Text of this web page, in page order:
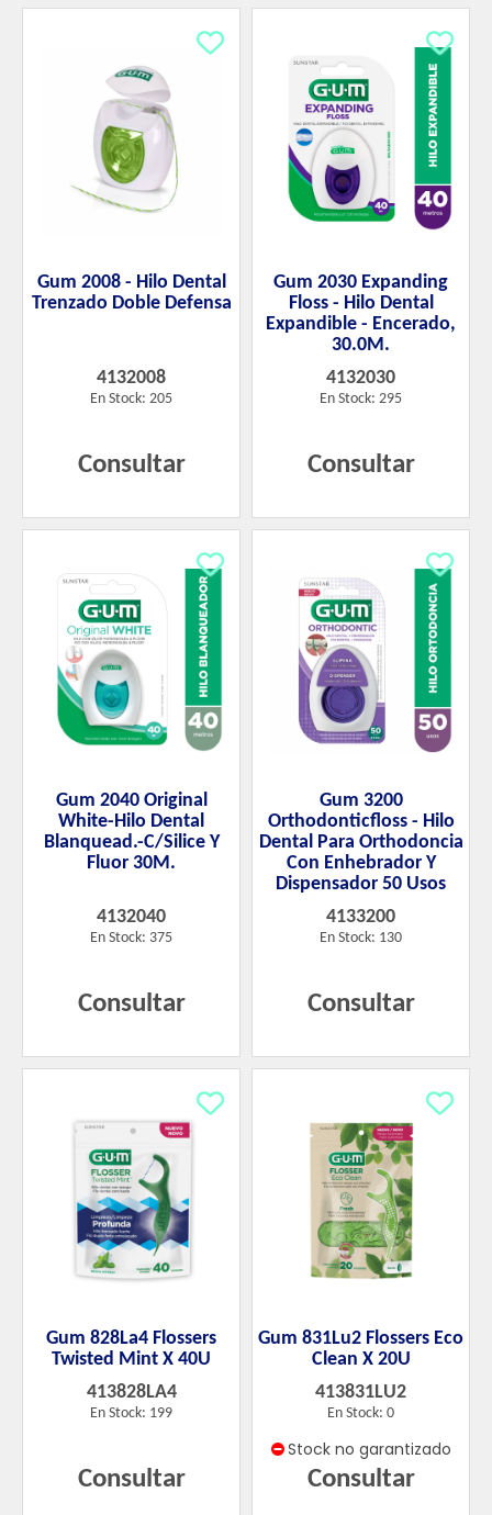
Gum 2008 - Hilo Dental
Trenzado Doble Defensa
4132008
En Stock: 205
Consultar
Gum 2030 Expanding
Floss - Hilo Dental
Expandible - Encerado,
30.0M.
4132030
En Stock: 295
Consultar
Gum 2040 Original
White-Hilo Dental
Blanquead.-C/Silice Y
Fluor 30M.
4132040
En Stock: 375
Consultar
Gum 3200
Orthodonticfloss - Hilo
Dental Para Orthodoncia
Con Enhebrador Y
Dispensador 50 Usos
4133200
En Stock: 130
Consultar
Gum 828La4 Flossers
Twisted Mint X 40U
413828LA4
En Stock: 199
Consultar
Gum 831Lu2 Flossers Eco
Clean X 20U
413831LU2
En Stock: 0
Stock no garantizado
Consultar